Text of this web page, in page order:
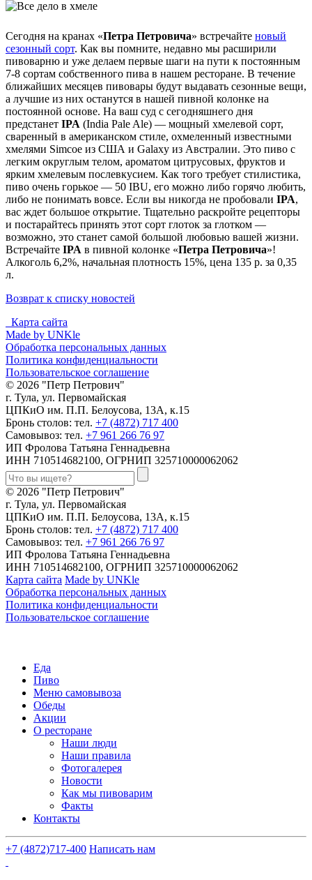
Сегодня на кранах «Петра Петровича» встречайте новый
сезонный сорт. Как вы помните, недавно мы расширили
пивоварню и уже делаем первые шаги на пути к постоянным
7-8 сортам собственного пива в нашем ресторане. В течение
ближайших месяцев пивовары будут выдавать сезонные вещи,
а лучшие из них останутся в нашей пивной колонке на
постоянной основе. На ваш суд с сегодняшнего дня
предстанет IPA (India Pale Ale) — мощный хмелевой сорт,
сваренный в американском стиле, охмеленный известными
хмелями Simcoe из США и Galaxy из Австралии. Это пиво с
легким округлым телом, ароматом цитрусовых, фруктов и
ярким хмелевым послевкусием. Как того требует стилистика,
пиво очень горькое — 50 IBU, его можно либо горячо любить,
либо не понимать вовсе. Если вы никогда не пробовали IPA,
вас ждет большое открытие. Тщательно раскройте рецепторы
и постарайтесь принять этот сорт глоток за глотком —
возможно, это станет самой большой любовью вашей жизни.
Встречайте IPA в пивной колонке «Петра Петровича»!
Алкоголь 6,2%, начальная плотность 15%, цена 135 р. за 0,35
л.
Возврат к списку новостей
Карта сайта
Made by UNKle
Обработка персональных данных
Политика конфиденциальности
Пользовательское соглашение
© 2026 "Петр Петрович"
г. Тула, ул. Первомайская
ЦПКиО им. П.П. Белоусова, 13А, к.15
Бронь столов: тел. +7 (4872) 717 400
Самовывоз: тел. +7 961 266 76 97
ИП Фролова Татьяна Геннадьевна
ИНН 710514682100, ОГРНИП 325710000062062
© 2026 "Петр Петрович"
г. Тула, ул. Первомайская
ЦПКиО им. П.П. Белоусова, 13А, к.15
Бронь столов: тел. +7 (4872) 717 400
Самовывоз: тел. +7 961 266 76 97
ИП Фролова Татьяна Геннадьевна
ИНН 710514682100, ОГРНИП 325710000062062
Карта сайта Made by UNKle
Обработка персональных данных
Политика конфиденциальности
Пользовательское соглашение
Еда
Пиво
Меню самовывоза
Обеды
Акции
О ресторане
Наши люди
Наши правила
Фотогалерея
Новости
Как мы пивоварим
Факты
Контакты
+7 (4872)717-400 Написать нам